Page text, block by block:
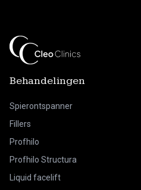
Behandelingen
Spierontspanner
Fillers
Profhilo
Profhilo Structura
Liquid facelift